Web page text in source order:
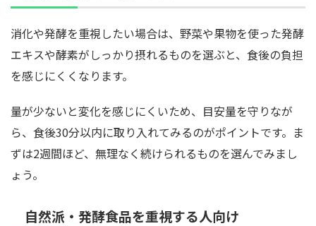
消化や発酵を重視したい場合は、野菜や果物を使った発酵
エキスや酵素がしっかり摂れるものを選ぶと、食後の負担
を感じにくくなります。
量が少ないと変化を感じにくいため、目安量を守りなが
ら、食後30分以内に取り入れてみるのがポイントです。ま
ずは2週間ほど、無理なく続けられるものを選んでみまし
ょう。
自然派・発酵食品を重視する人向け